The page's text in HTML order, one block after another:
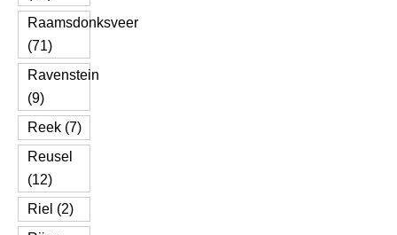
Raamsdonksveer
(71)
Ravenstein
(9)
Reek (7)
Reusel
(12)
Riel (2)